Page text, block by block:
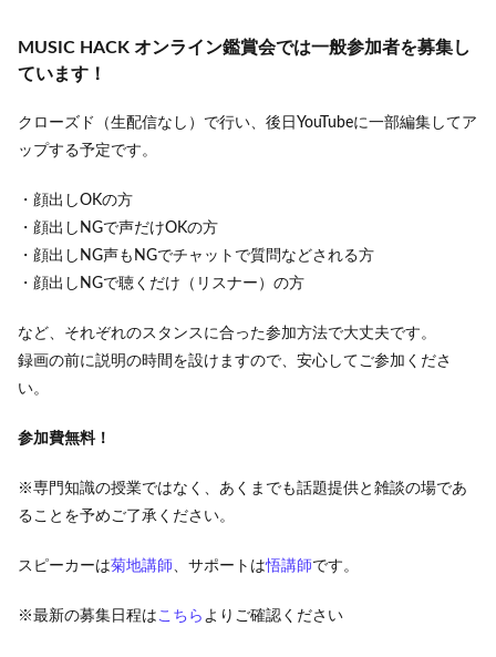
MUSIC HACK オンライン鑑賞会では一般参加者を募集し
ています！
クローズド（生配信なし）で行い、後日YouTubeに一部編集してア
ップする予定です。
・顔出しOKの方
・顔出しNGで声だけOKの方
・顔出しNG声もNGでチャットで質問などされる方
・顔出しNGで聴くだけ（リスナー）の方
など、それぞれのスタンスに合った参加方法で大丈夫です。
録画の前に説明の時間を設けますので、安心してご参加くださ
い。
参加費無料！
※専門知識の授業ではなく、あくまでも話題提供と雑談の場であ
ることを予めご了承ください。
スピーカーは菊地講師、サポートは悟講師です。
※最新の募集日程はこちら よりご確認ください